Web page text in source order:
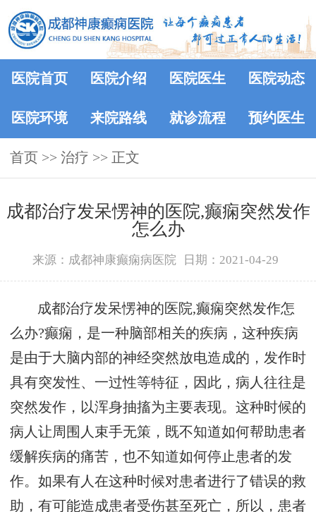
医院首页 医院介绍 医院医生 医院动态
医院环境 来院路线 就诊流程 预约医生
首页 >> 治疗 >> 正文
成都治疗发呆愣神的医院,癫痫突然发作
怎么办
来源：成都神康癫痫病医院 日期：2021-04-29
成都治疗发呆愣神的医院,癫痫突然发作怎
么办?癫痫，是一种脑部相关的疾病，这种疾病
是由于大脑内部的神经突然放电造成的，发作时
具有突发性、一过性等特征，因此，病人往往是
突然发作，以浑身抽搐为主要表现。这种时候的
病人让周围人束手无策，既不知道如何帮助患者
缓解疾病的痛苦，也不知道如何停止患者的发
作。如果有人在这种时候对患者进行了错误的救
助，有可能造成患者受伤甚至死亡，所以，患者